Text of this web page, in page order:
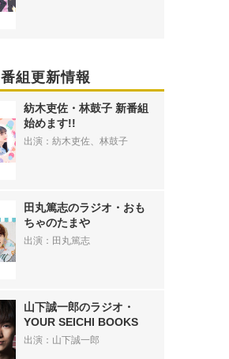
番組更新情報
紡木吏佐・林鼓子 新番組
始めます!!
出演：紡木吏佐、林鼓子
田丸篤志のラジオ・おも
ちゃのたまや
出演：田丸篤志
山下誠一郎のラジオ・
YOUR SEICHI BOOKS
出演：山下誠一郎